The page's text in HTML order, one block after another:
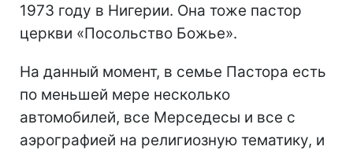
1973 году в Нигерии. Она тоже пастор
церкви «Посольство Божье».
На данный момент, в семье Пастора есть
по меньшей мере несколько
автомобилей, все Мерседесы и все с
аэрографией на религиозную тематику, и